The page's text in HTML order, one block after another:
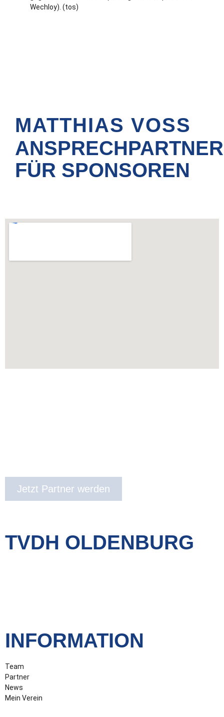
Wechloy). (tos)
MATTHIAS VOSS
ANSPRECHPARTNER
FÜR SPONSOREN
Jetzt Partner werden
TVDH OLDENBURG
INFORMATION
Team
Partner
News
Mein Verein